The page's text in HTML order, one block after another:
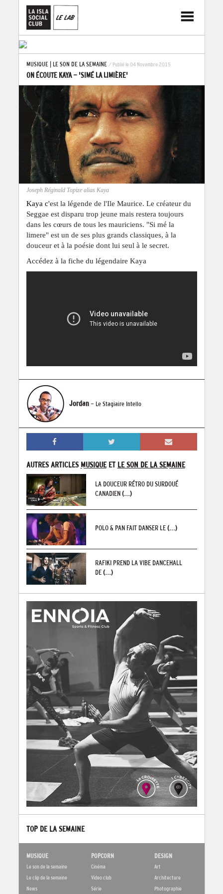
MUSIQUE| LE SON DE LA SEMAINE / Publié le 04 Novembre 2015
ON ÉCOUTE KAYA - 'SIMÉ LA LIMIÈRE'
Joseph Réginald Topize alias Kaya
Kaya c'est la légende de l'Ile Maurice. Le créateur du
Seggae est disparu trop jeune mais restera toujours
dans les cœurs de tous les mauriciens. "Si mé la
limere" est un de ses plus grands classiques, à la
douceur et à la poésie dont lui seul à le secret.
Accédez à la fiche du légendaire Kaya
Jordan - Le Stagiaire Intello
AUTRES ARTICLES MUSIQUEET LE SON DE LA SEMAINE
LA DOUCEUR RÉTRO DU SURDOUÉ
CANADIEN(...)
POLO & PAN FAIT DANSER LE(...)
RAFIKI PREND LA VIBE DANCEHALL
DE(...)
TOP DE LA SEMAINE
MUSIQUE
Le son de la semaine
Le clip de la semaine
News
POPCORN
Cinéma
Video club
Série
DESIGN
Art
Architecture
Photographie